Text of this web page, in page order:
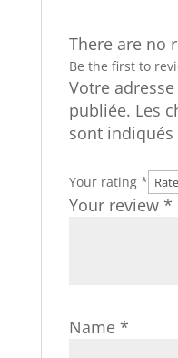
There are no
Be the first to
Votre
publiée. Les
sont indiqués
Your rating *
Your review *
Name *